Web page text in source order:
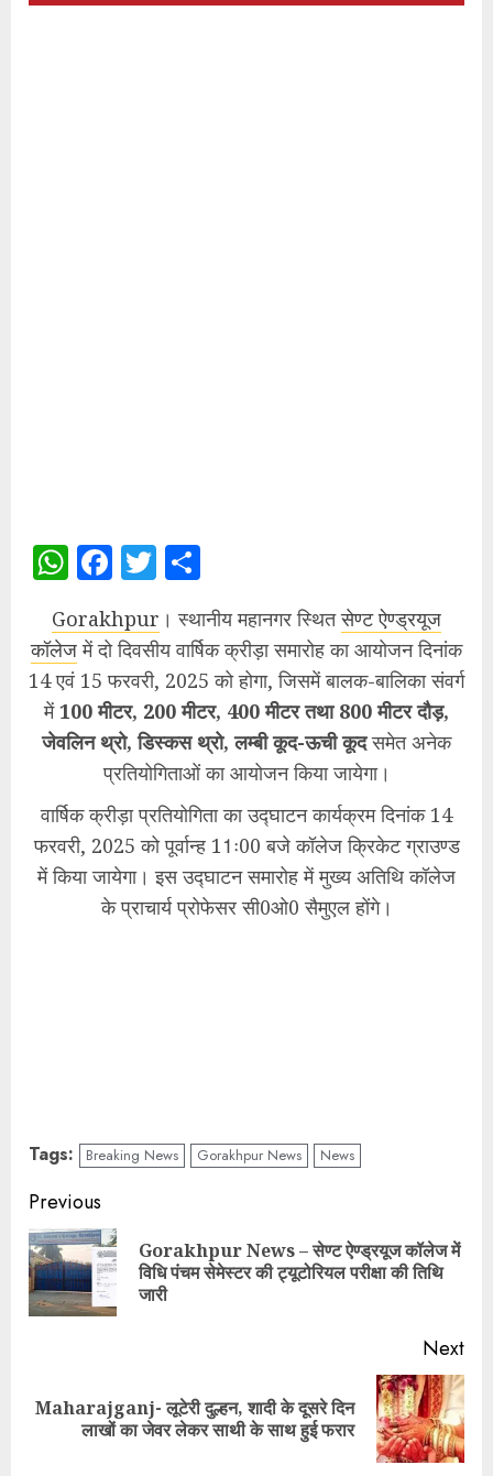
WhatsApp
Facebook
Twitter
Gorakhpur । स्थानीय महानगर स्थितसेण्ट ऐण्ड्रयूज
कॉलेजमें दो दिवसीय वार्षिक क्रीड़ा समारोह का आयोजन दिनांक
14 एवं 15 फरवरी, 2025 को होगा, जिसमें बालक-बालिका संवर्ग
में100 मीटर, 200 मीटर, 400 मीटर तथा 800 मीटर दौड़,
जेवलिन थ्रो, डिस्कस थ्रो, लम्बी कूद-ऊची कूदसमेत अनेक
प्रतियोगिताओं का आयोजन किया जायेगा।
वार्षिक क्रीड़ा प्रतियोगिता का उद्घाटन कार्यक्रम दिनांक 14
फरवरी, 2025 को पूर्वान्ह 11ः00 बजे कॉलेज क्रिकेट ग्राउण्ड
में किया जायेगा। इस उद्घाटन समारोह में मुख्य अतिथि कॉलेज
के प्राचार्य प्रोफेसर सी0ओ0 सैमुएल होंगे।
Tags: Breaking News Gorakhpur News News
Continue
Reading
Previous
Gorakhpur News – सेण्ट ऐण्ड्रयूज कॉलेज में
विधि पंचम सेमेस्टर की ट्यूटोरियल परीक्षा की तिथि
जारी
Next
Next
Maharajganj- लूटेरी दुल्हन, शादी के दूसरे दिन
लाखों का जेवर लेकर साथी के साथ हुई फरार